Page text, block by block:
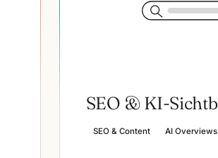
SEO & KI-
SEO & Content AI Overviews